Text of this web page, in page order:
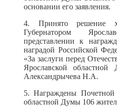
основании его заявления.
4. Принято решение
Губернатором
представлении к
наградой Российской
«За заслуги перед
Ярославской
Александрычева Н.А.
5. Награждены Почетной
областной Думы 106